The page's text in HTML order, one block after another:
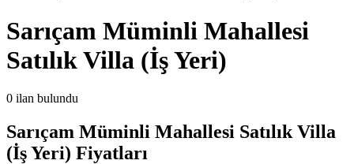
Sarıçam Müminli Mahallesi
Satılık Villa (İş Yeri)
0 ilan bulundu
Sarıçam Müminli Mahallesi Satılık Villa
(İş Yeri) Fiyatları